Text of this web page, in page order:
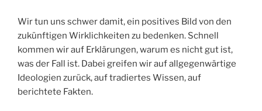
Wir tun uns schwer damit, ein positives Bild von den
zukünftigen Wirklichkeiten zu bedenken. Schnell
kommen wir auf Erklärungen, warum es nicht gut ist,
was der Fall ist. Dabei greifen wir auf allgegenwärtige
Ideologien zurück, auf tradiertes Wissen, auf
berichtete Fakten.